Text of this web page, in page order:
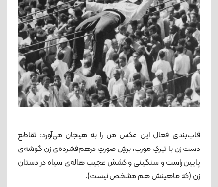
قاب‌بندی فعال این عکس من را به هیجان می‌آورد: تقاطع
دست زن با تیرکِ مورب، برشِ صورتِ درهم‌فشرده‌ی زن گوشه‌ی
پایین راست و سنگینی و کشش عجیب هاله‌ی سیاه در دستان
زن (که ماهیتش هم مشخص نیست).